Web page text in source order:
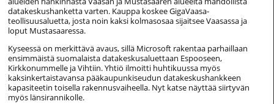
datakeskushanketta varten. Kauppa koskee GigaVaasa-
teollisuusaluetta, josta noin kaksi kolmasosaa sijaitsee Vaasassa ja
loput Mustasaaressa.
Kyseessä on merkittävä avaus, sillä Microsoft rakentaa parhaillaan
ensimmäistä suomalaista datakeskusaluettaan Espooseen,
Kirkkonummelle ja Vihtiin. Yhtiö ilmoitti huhtikuussa myös
kaksinkertaistavansa pääkaupunkiseudun datakeskushankkeen
kapasiteetin toisella rakennusvaiheella. Nyt katse näyttää siirtyvän
myös länsirannikolle.